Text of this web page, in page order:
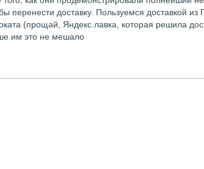
перенести доставку. Пользуемся доставкой
(прощай, Яндекс.лавка, которая решила
им это не мешало